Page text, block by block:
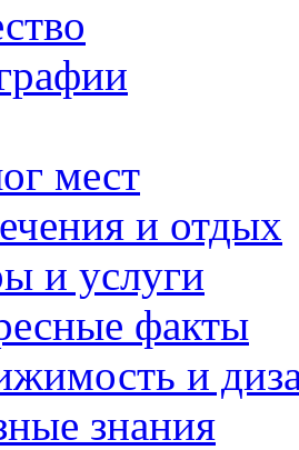
мест
и отдых
и услуги
факты
и
знания